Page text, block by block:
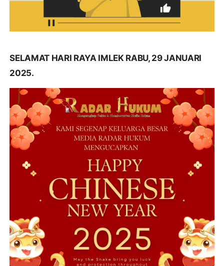
SELAMAT HARI RAYA IMLEK RABU, 29 JANUARI
2025.